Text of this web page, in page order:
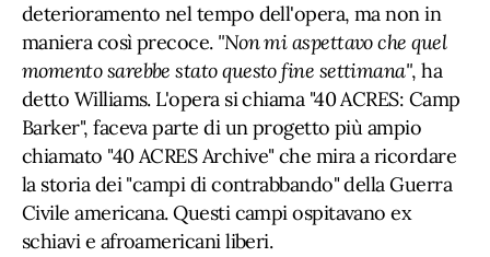
deterioramento nel tempo dell'opera, ma non in
maniera così precoce. "Non mi aspettavo che quel
momento sarebbe stato questo fine settimana", ha
detto Williams. L'opera si chiama "40 ACRES: Camp
Barker", faceva parte di un progetto più ampio
chiamato "40 ACRES Archive" che mira a ricordare
la storia dei "campi di contrabbando" della Guerra
Civile americana. Questi campi ospitavano ex
schiavi e afroamericani liberi.